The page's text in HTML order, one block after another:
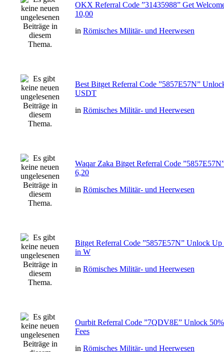
OKX Referral Code ”31435988” Get
10,00
in Römisches Militär- und Heerwesen
Best Bitget Referral Code ”5857E57N”
USDT
in Römisches Militär- und Heerwesen
Waqar Zaka Bitget Referral Code
6,20
in Römisches Militär- und Heerwesen
Bitget Referral Code ”5857E57N” Unlock
in W
in Römisches Militär- und Heerwesen
Ourbit Referral Code ”7QDV8E” Unlock
Fees
in Römisches Militär- und Heerwesen